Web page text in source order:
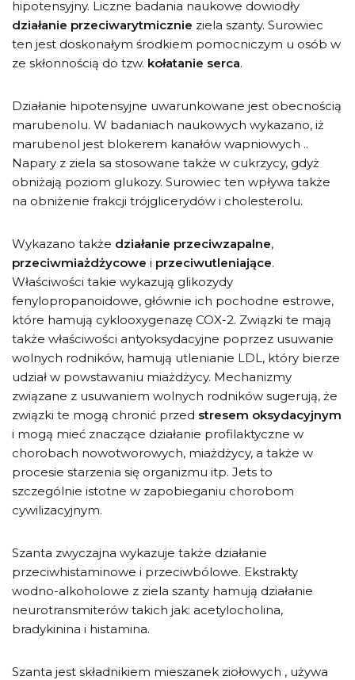
hipotensyjny. Liczne badania naukowe dowiodły
działanie przeciwarytmicznie ziela szanty. Surowiec
ten jest doskonałym środkiem pomocniczym u osób w
ze skłonnością do tzw. kołatanie serca.
Działanie hipotensyjne uwarunkowane jest obecnością
marubenolu. W badaniach naukowych wykazano, iż
marubenol jest blokerem kanałów wapniowych ..
Napary z ziela sa stosowane także w cukrzycy, gdyż
obniżają poziom glukozy. Surowiec ten wpływa także
na obniżenie frakcji trójglicerydów i cholesterolu.
Wykazano także działanie przeciwzapalne,
przeciwmiażdżycowe i przeciwutleniające.
Właściwości takie wykazują glikozydy
fenylopropanoidowe, głównie ich pochodne estrowe,
które hamują cyklooxygenazę COX-2. Związki te mają
także właściwości antyoksydacyjne poprzez usuwanie
wolnych rodników, hamują utlenianie LDL, który bierze
udział w powstawaniu miażdżycy. Mechanizmy
związane z usuwaniem wolnych rodników sugerują, że
związki te mogą chronić przed stresem oksydacyjnym
i mogą mieć znaczące działanie profilaktyczne w
chorobach nowotworowych, miażdżycy, a także w
procesie starzenia się organizmu itp. Jets to
szczególnie istotne w zapobieganiu chorobom
cywilizacyjnym.
Szanta zwyczajna wykazuje także działanie
przeciwhistaminowe i przeciwbólowe. Ekstrakty
wodno-alkoholowe z ziela szanty hamują działanie
neurotransmiterów takich jak: acetylocholina,
bradykinina i histamina.
Szanta jest składnikiem mieszanek ziołowych , używa